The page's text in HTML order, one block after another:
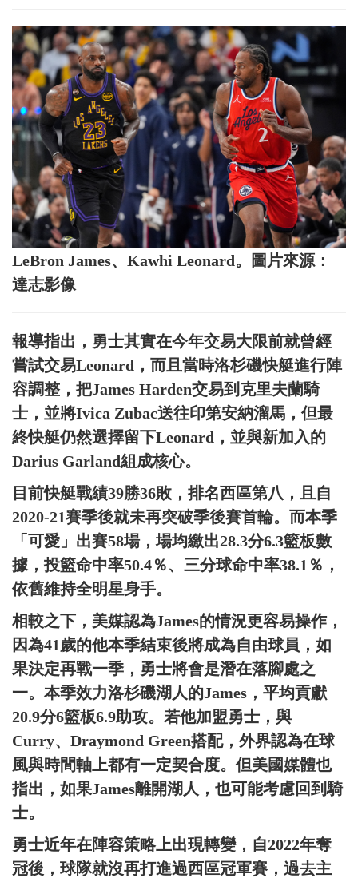
LeBron James、Kawhi Leonard。圖片來源：
達志影像
報導指出，勇士其實在今年交易大限前就曾經
嘗試交易Leonard，而且當時洛杉磯快艇進行陣
容調整，把James Harden交易到克里夫蘭騎
士，並將Ivica Zubac送往印第安納溜馬，但最
終快艇仍然選擇留下Leonard，並與新加入的
Darius Garland組成核心。
目前快艇戰績39勝36敗，排名西區第八，且自
2020-21賽季後就未再突破季後賽首輪。而本季
「可愛」出賽58場，場均繳出28.3分6.3籃板數
據，投籃命中率50.4％、三分球命中率38.1％，
依舊維持全明星身手。
相較之下，美媒認為James的情況更容易操作，
因為41歲的他本季結束後將成為自由球員，如
果決定再戰一季，勇士將會是潛在落腳處之
一。本季效力洛杉磯湖人的James，平均貢獻
20.9分6籃板6.9助攻。若他加盟勇士，與
Curry、Draymond Green搭配，外界認為在球
風與時間軸上都有一定契合度。但美國媒體也
指出，如果James離開湖人，也可能考慮回到騎
士。
勇士近年在陣容策略上出現轉變，自2022年奪
冠後，球隊就沒再打進過西區冠軍賽，過去主